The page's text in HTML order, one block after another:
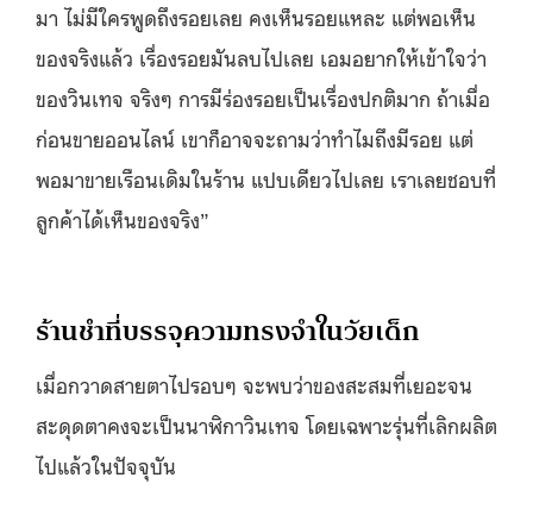
มา ไม่มีใครพูดถึงรอยเลย คงเห็นรอยแหละ แต่พอเห็น
ของจริงแล้ว เรื่องรอยมันลบไปเลย เอมอยากให้เข้าใจว่า
ของวินเทจ จริงๆ การมีร่องรอยเป็นเรื่องปกติมาก ถ้าเมื่อ
ก่อนขายออนไลน์ เขาก็อาจจะถามว่าทำไมถึงมีรอย แต่
พอมาขายเรือนเดิมในร้าน แปบเดียวไปเลย เราเลยชอบที่
ลูกค้าได้เห็นของจริง”
ร้านชำที่บรรจุความทรงจำในวัยเด็ก
เมื่อกวาดสายตาไปรอบๆ จะพบว่าของสะสมที่เยอะจน
สะดุดตาคงจะเป็นนาฬิกาวินเทจ โดยเฉพาะรุ่นที่เลิกผลิต
ไปแล้วในปัจจุบัน